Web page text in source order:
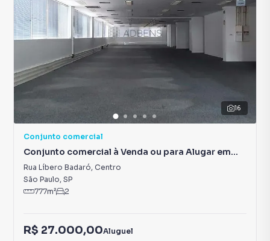
16
Conjunto comercial
Conjunto comercial à Venda ou para Alugar em
Centro
Rua Líbero Badaró, Centro
São Paulo, SP
777m² 2
R$ 27.000,00Aluguel